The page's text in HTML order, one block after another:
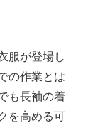
服が登場し
の作業とは
も長袖の着
を高める可